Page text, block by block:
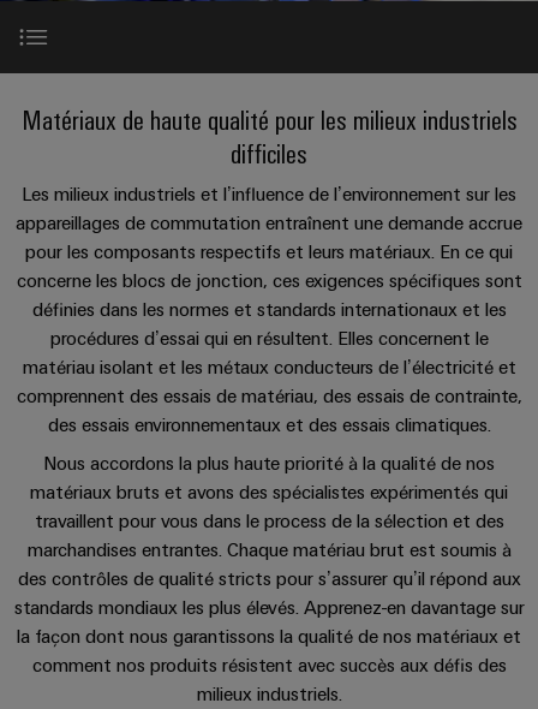
expérimentées.
bâtiment
Solutions
pour
les
besoins
spécifiques
de
la
construction
d'infrastructures
Construction
d'armoire
Des
solutions
pour
relever
les
défis
de
la
construction
PUSH-
ALL
Microréseaux
DC
u-
OS
edge
computing
5G
industrielle
Single
Pair
Ethernet
Armoire
Blocs
de
pour
circuit
imprimé
et
connecteurs
pour
circuit
imprimé
Systèmes
de
coffrets
et
composants
Systèmes
d'entrée
industrie. Nos
pour la
connectivité
industrielle.
Weidmüller
Configurator
Ingénierie
numérique
d'un niveau
supérieur -
intuitive,
simple,
Nouveautés
produits
Technique de
pratique pour
votre
innovations
pour la
industrielle.
spécifiques
de
livraison
rapide
Services
de
conseil
et
d’ingénierie
numérique
Conseils
en
matière
de
connectivité
Ventes
ventes
Sales
Representatives
Events
&
Promotions
Weidmüller
Canada
at
EFC
2026
Promotions
and
Campaigns
Smart
Cabinet
Building
IT/OT
Convergence
Foundations
Power
Management
Solutions
Industrial
ALL
SERVICES
Faits
Durabilité
Académie
de
Weidmüller
Conformité
Sites
Informations
et
certificats
de
gestion
Orange
Introduction
Essais matériaux
Essais climatiques
Essais environnementaux
Autres exigences et certifications
Plus d’informations
Matériaux de haute qualité pour les milieux industriels
difficiles
Les milieux industriels et l’influence de l’environnement sur les
appareillages de commutation entraînent une demande accrue
pour les composants respectifs et leurs matériaux. En ce qui
concerne les blocs de jonction, ces exigences spécifiques sont
définies dans les normes et standards internationaux et les
procédures d’essai qui en résultent. Elles concernent le
matériau isolant et les métaux conducteurs de l’électricité et
comprennent des essais de matériau, des essais de contrainte,
des essais environnementaux et des essais climatiques.
Nous accordons la plus haute priorité à la qualité de nos
matériaux bruts et avons des spécialistes expérimentés qui
travaillent pour vous dans le process de la sélection et des
marchandises entrantes. Chaque matériau brut est soumis à
des contrôles de qualité stricts pour s’assurer qu’il répond aux
standards mondiaux les plus élevés. Apprenez-en davantage sur
la façon dont nous garantissons la qualité de nos matériaux et
comment nos produits résistent avec succès aux défis des
milieux industriels.